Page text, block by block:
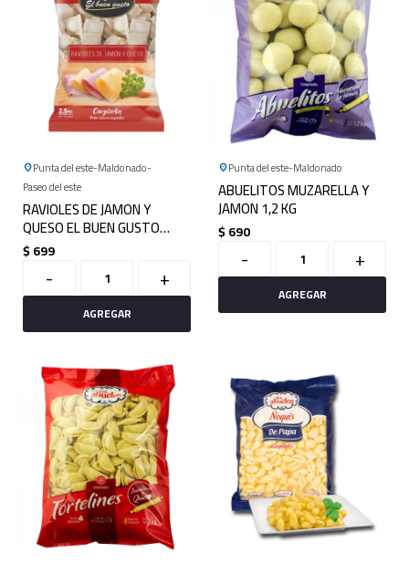
Punta del este Maldonado
Paseo del este
RAVIOLES DE JAMON Y
QUESO EL BUEN GUSTO
2.5KG
$699
- +
Punta del este Maldonado
ABUELITOS MUZARELLA Y
JAMON 1,2 KG
$690
- +